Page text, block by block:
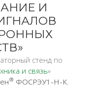
И
стенд по
и связь»
® ФОСРЭУ1-Н-К.